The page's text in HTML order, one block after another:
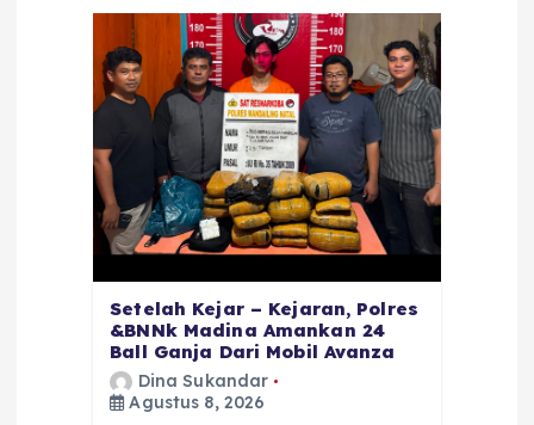
Setelah Kejar – Kejaran, Polres
&BNNk Madina Amankan 24
Ball Ganja Dari Mobil Avanza
Dina Sukandar
Agustus 8, 2026